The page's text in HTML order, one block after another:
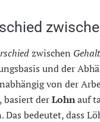
zwischen Gehalt
und der
von der
basiert derLohnauf
Das bedeutet, dass